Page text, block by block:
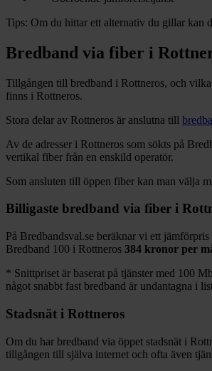
Tips: Om du hittar ett alternativ du gillar kan
Bredband via fiber i
Tillgången till bredband i Rottneros, och
finns i Rottneros.
Stora delar av Rottneros är anslutna till
Av de adresser i Rottneros som sökts på
vertikal fiber från en enskild operatör.
Som ansluten till öppen fiber kan man välja
Billigaste bredband via fiber i
På Bredbandsval.se beräknar vi ett
Bredband 100 i Rottneros 384 kronor per
* Snittpriset är baserat på tjänster med 100
något snabbt fast bredband är undantagna i
Stadsnät i Rottneros
Om du har bredband via öppet stadsnät i
tillgången till själva internet och ofta även